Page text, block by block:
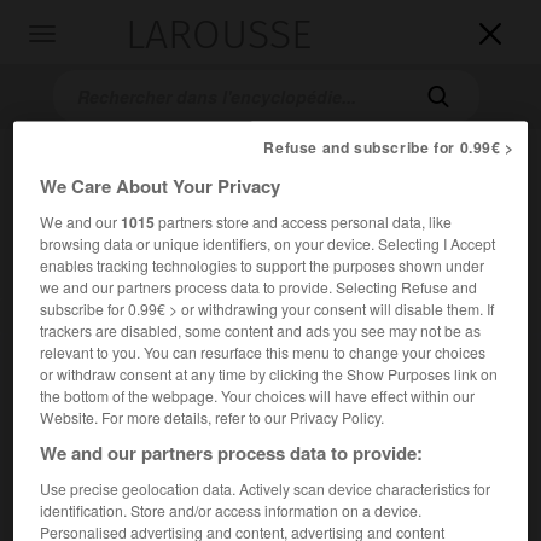


Accueil>Encyclopédie [musdico] >Olivier Baumont
OlivierBaumont
de la musique ».
Claveciniste français (Saint-Dié 1960).
Refuse and subscribe for 0.99€ >
We Care About Your Privacy
We and our1015partners store and access personal data, like
browsing data or unique identifiers, on your device. Selecting I Accept
enables tracking technologies to support the purposes shown under
we and our partners process data to provide. Selecting Refuse and
subscribe for 0.99€ > or withdrawing your consent will disable them. If
trackers are disabled, some content and ads you see may not be as
relevant to you. You can resurface this menu to change your choices
or withdraw consent at any time by clicking the Show Purposes link on
the bottom of the webpage. Your choices will have effect within our
Website. For more details, refer to our Privacy Policy.
We and our partners process data to provide:
Use precise geolocation data. Actively scan device characteristics for
identification. Store and/or access information on a device.
Personalised advertising and content, advertising and content